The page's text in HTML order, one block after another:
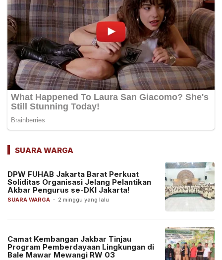
SUARA WARGA
SUARA WARGA - 2 minggu yang lalu
DPW FUHAB Jakarta Barat Perkuat
Soliditas Organisasi Jelang Pelantikan
Akbar Pengurus se-DKI Jakarta!
Camat Kembangan Jakbar Tinjau
Program Pemberdayaan Lingkungan di
Bale Mawar Mewangi RW 03